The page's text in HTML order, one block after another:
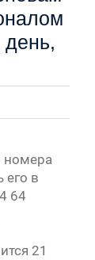
номера
его в
64
21